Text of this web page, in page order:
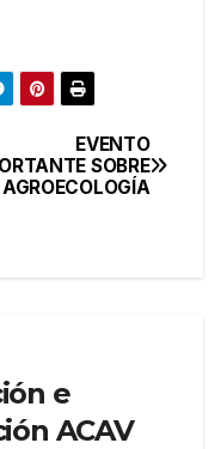
EVENTO
SOBRE
e
ACAV